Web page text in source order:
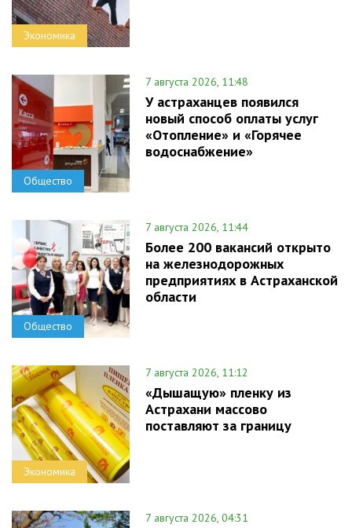
Экономика
Общество
7 августа 2026, 11:48
У астраханцев появился
новый способ оплаты услуг
«Отопление» и «Горячее
водоснабжение»
Общество
7 августа 2026, 11:44
Более 200 вакансий открыто
на железнодорожных
предприятиях в Астраханской
области
Экономика
7 августа 2026, 11:12
«Дышащую» пленку из
Астрахани массово
поставляют за границу
7 августа 2026, 04:31